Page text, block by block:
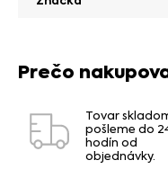
Prečo
Tovar
pošleme do
hodín od
objednávky.